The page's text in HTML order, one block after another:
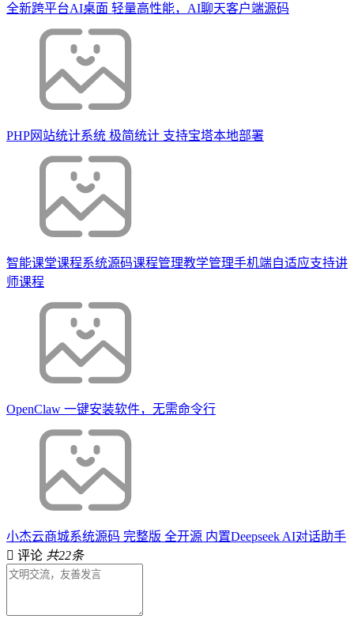
全新跨平台AI桌面 轻量高性能，AI聊天客户端源码
PHP网站统计系统 极简统计 支持宝塔本地部署
智能课堂课程系统源码课程管理教学管理手机端自适应支持讲
师课程
OpenClaw 一键安装软件，无需命令行
小杰云商城系统源码 完整版 全开源 内置Deepseek AI对话助手
评论 共22条